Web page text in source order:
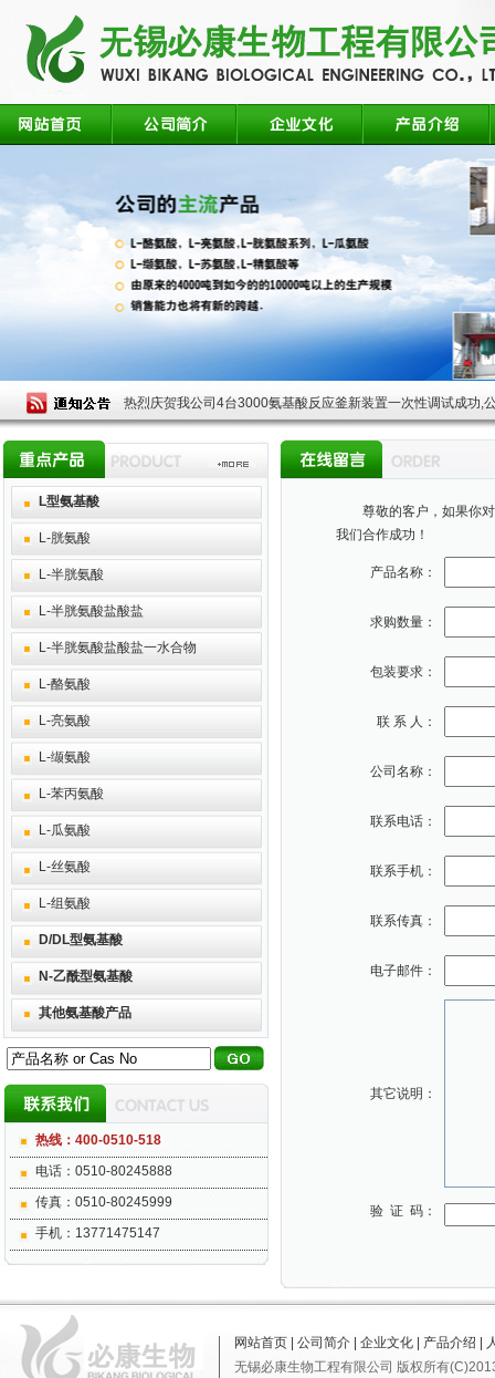
热烈庆贺我公司4台3000氨基酸反应釜新装置一次性调试成功,
L型氨基酸
L-胱氨酸
L-半胱氨酸
L-半胱氨酸盐酸盐
L-半胱氨酸盐酸盐一水合物
L-酪氨酸
L-亮氨酸
L-缬氨酸
L-苯丙氨酸
L-瓜氨酸
L-丝氨酸
L-组氨酸
D/DL型氨基酸
N-乙酰型氨基酸
其他氨基酸产品
热线：400-0510-518
电话：0510-80245888
传真：0510-80245999
手机：13771475147
尊敬的客户，如果你对
我们合作成功！
产品名称：
求购数量：
包装要求：
联 系 人：
公司名称：
联系电话：
联系手机：
联系传真：
电子邮件：
其它说明：
验 证 码：
网站首页| 公司简介| 企业文化| 产品介绍
无锡必康生物工程有限公司 版权所有